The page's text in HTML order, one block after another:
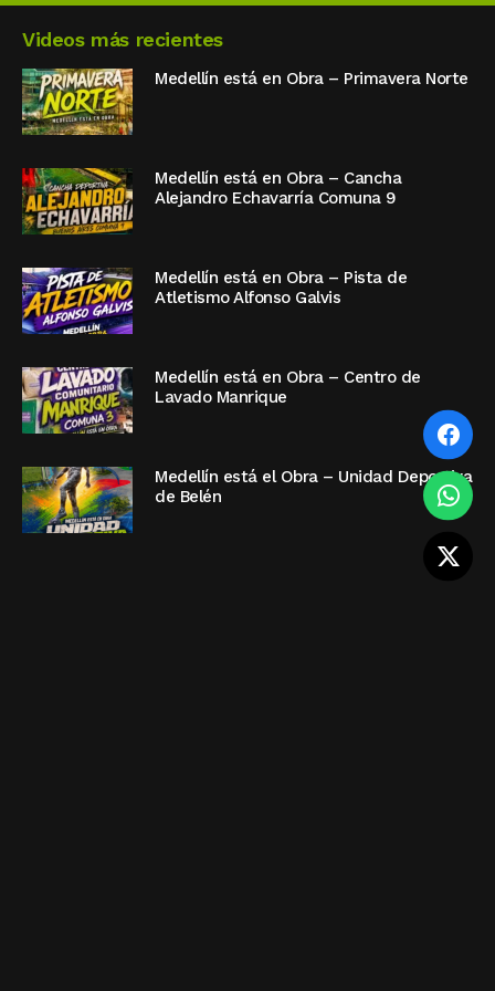
Videos más recientes
Medellín está en Obra – Primavera Norte
Medellín está en Obra – Cancha
Alejandro Echavarría Comuna 9
Medellín está en Obra – Pista de
Atletismo Alfonso Galvis
Medellín está en Obra – Centro de
Lavado Manrique
Medellín está el Obra – Unidad Deportiva
de Belén